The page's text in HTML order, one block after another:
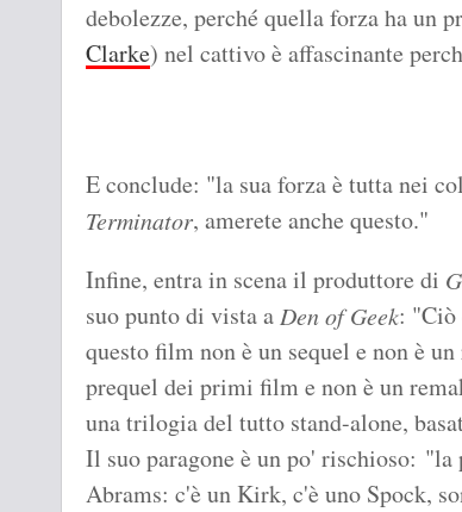
debolezze, perché quella forza ha un
Clarke) nel cattivo è affascinante
E conclude: "la sua forza è tutta nei
Terminator, amerete anche questo."
Infine, entra in scena il produttore di
suo punto di vista aDen of Geek: "Ciò
questo film non è un sequel e non è
prequel dei primi film e non è un
una trilogia del tutto stand-alone,
Il suo paragone è un po' rischioso: "la
Abrams: c'è un Kirk, c'è uno Spock,